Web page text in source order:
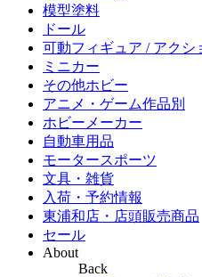
模型塗料
ドール
可動フィギュア / アクシ
ミニカー
その他ホビー
アニメ・ゲーム作品別
ホビーメーカー
自動車用品
モータースポーツ
文具・雑貨
入荷・予約情報
東浦和店・店頭販売商品
セール
About
Back